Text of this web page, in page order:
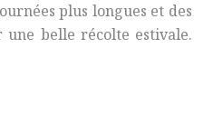
plus longues et des
belle récolte estivale.